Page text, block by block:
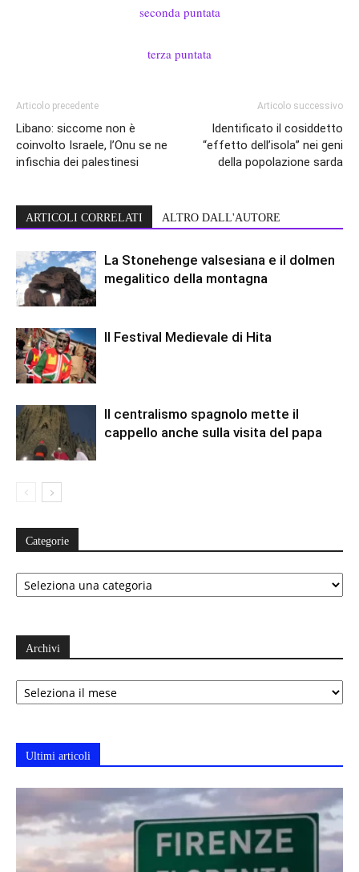
seconda puntata
terza puntata
Articolo precedente
Libano: siccome non è
coinvolto Israele, l’Onu se ne
infischia dei palestinesi
Articolo successivo
Identificato il cosiddetto
“effetto dell’isola” nei geni
della popolazione sarda
ARTICOLI CORRELATI ALTRO DALL'AUTORE
La Stonehenge valsesiana e il dolmen
megalitico della montagna
Il Festival Medievale di Hita
Il centralismo spagnolo mette il
cappello anche sulla visita del papa
Categorie
Categorie
Archivi
Archivi
Ultimi articoli